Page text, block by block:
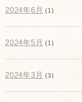
2024年6月 (1)
2024年5月 (1)
2024年3月 (3)